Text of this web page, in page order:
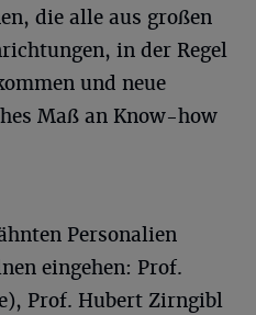
die alle aus großen
in der Regel
und neue
Maß an Know-how
Personalien
eingehen: Prof.
Prof. Hubert Zirngibl